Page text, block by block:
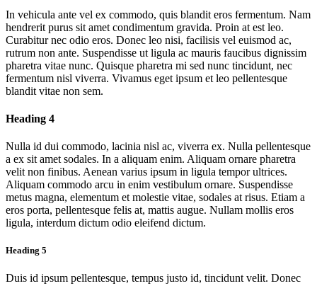
In vehicula ante vel ex commodo, quis blandit eros fermentum. Nam
hendrerit purus sit amet condimentum gravida. Proin at est leo.
Curabitur nec odio eros. Donec leo nisi, facilisis vel euismod ac,
rutrum non ante. Suspendisse ut ligula ac mauris faucibus dignissim
pharetra vitae nunc. Quisque pharetra mi sed nunc tincidunt, nec
fermentum nisl viverra. Vivamus eget ipsum et leo pellentesque
blandit vitae non sem.
Heading 4
Nulla id dui commodo, lacinia nisl ac, viverra ex. Nulla pellentesque
a ex sit amet sodales. In a aliquam enim. Aliquam ornare pharetra
velit non finibus. Aenean varius ipsum in ligula tempor ultrices.
Aliquam commodo arcu in enim vestibulum ornare. Suspendisse
metus magna, elementum et molestie vitae, sodales at risus. Etiam a
eros porta, pellentesque felis at, mattis augue. Nullam mollis eros
ligula, interdum dictum odio eleifend dictum.
Heading 5
Duis id ipsum pellentesque, tempus justo id, tincidunt velit. Donec